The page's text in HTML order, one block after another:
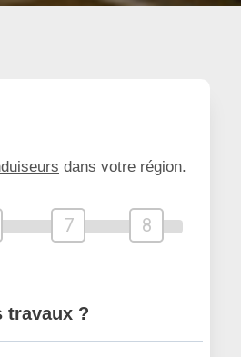
dans votre région.
7 8
travaux ?